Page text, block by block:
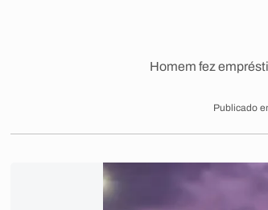
Homem fez
Publicado